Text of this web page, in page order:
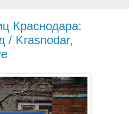
Краснодара:
/ Krasnodar,